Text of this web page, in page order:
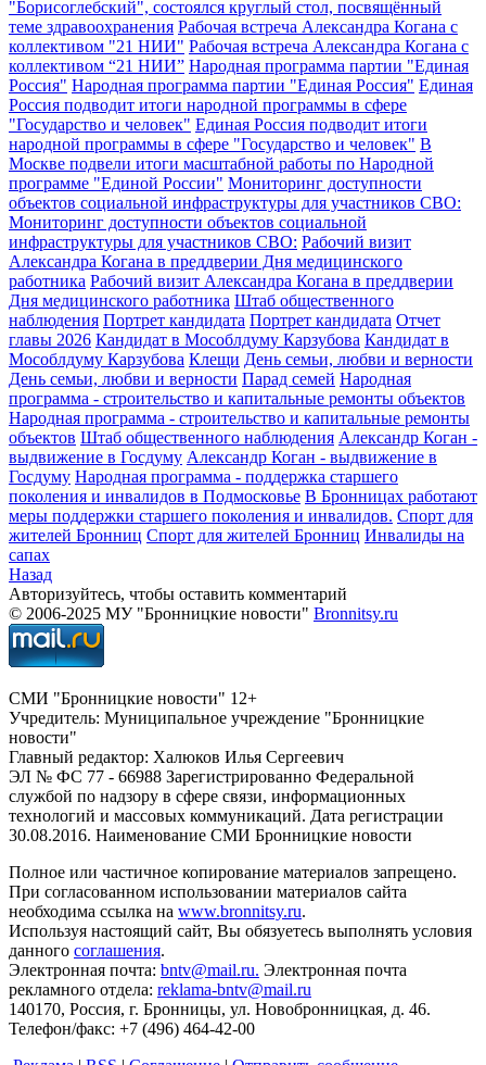
"Борисоглебский", состоялся круглый стол, посвящённый
теме здравоохранения Рабочая встреча Александра Когана с
коллективом "21 НИИ" Рабочая встреча Александра Когана с
коллективом “21 НИИ” Народная программа партии "Единая
Россия" Народная программа партии "Единая Россия" Единая
Россия подводит итоги народной программы в сфере
"Государство и человек" Единая Россия подводит итоги
народной программы в сфере "Государство и человек" В
Москве подвели итоги масштабной работы по Народной
программе "Единой России" Мониторинг доступности
объектов социальной инфраструктуры для участников СВО:
Мониторинг доступности объектов социальной
инфраструктуры для участников СВО: Рабочий визит
Александра Когана в преддверии Дня медицинского
работника Рабочий визит Александра Когана в преддверии
Дня медицинского работника Штаб общественного
наблюдения Портрет кандидата Портрет кандидата Отчет
главы 2026 Кандидат в Мособлдуму Карзубова Кандидат в
Мособлдуму Карзубова Клещи День семьи, любви и верности
День семьи, любви и верности Парад семей Народная
программа - строительство и капитальные ремонты объектов
Народная программа - строительство и капитальные ремонты
объектов Штаб общественного наблюдения Александр Коган -
выдвижение в Госдуму Александр Коган - выдвижение в
Госдуму Народная программа - поддержка старшего
поколения и инвалидов в Подмосковье В Бронницах работают
меры поддержки старшего поколения и инвалидов. Спорт для
жителей Бронниц Спорт для жителей Бронниц Инвалиды на
сапах
Назад
Авторизуйтесь, чтобы оставить комментарий
© 2006-2025 МУ "Бронницкие новости" Bronnitsy.ru
СМИ "Бронницкие новости" 12+
Учредитель: Муниципальное учреждение "Бронницкие
новости"
Главный редактор: Халюков Илья Сергеевич
ЭЛ № ФС 77 - 66988 Зарегистрированно Федеральной
службой по надзору в сфере связи, информационных
технологий и массовых коммуникаций. Дата регистрации
30.08.2016. Наименование СМИ Бронницкие новости
Полное или частичное копирование материалов запрещено.
При согласованном использовании материалов сайта
необходима ссылка на www.bronnitsy.ru.
Используя настоящий сайт, Вы обязуетесь выполнять условия
данного соглашения.
Электронная почта: bntv@mail.ru. Электронная почта
рекламного отдела: reklama-bntv@mail.ru
140170, Россия, г. Бронницы, ул. Новобронницкая, д. 46.
Телефон/факс: +7 (496) 464-42-00